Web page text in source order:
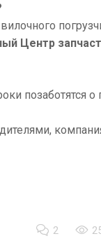
Центр
позаботятся о
2